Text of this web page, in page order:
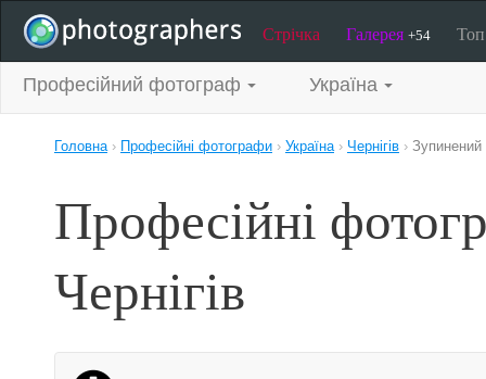
Стрічка Галерея +54
Професійний фотограф Україна
Головна› Професійні фотографи › Україна› Чернігів › Зупинений
Професійні
Чернігів